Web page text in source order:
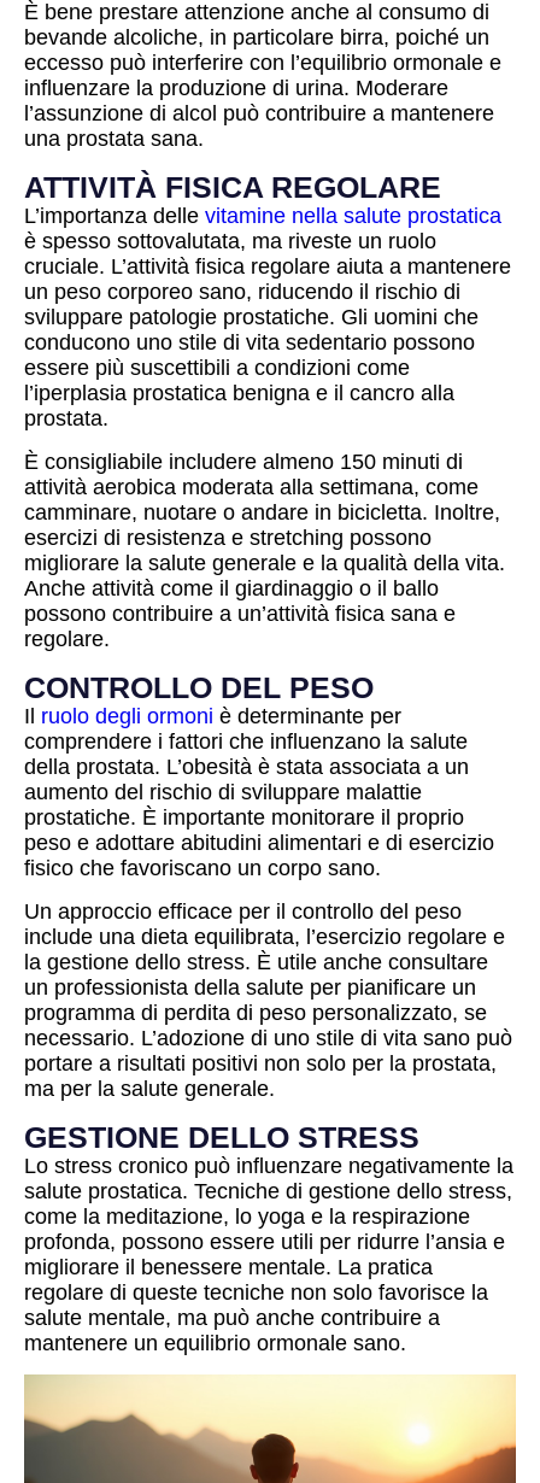
È bene prestare attenzione anche al consumo di
bevande alcoliche, in particolare birra, poiché un
eccesso può interferire con l’equilibrio ormonale e
influenzare la produzione di urina. Moderare
l’assunzione di alcol può contribuire a mantenere
una prostata sana.
ATTIVITÀ FISICA REGOLARE
L’importanza delle vitamine nella salute prostatica
è spesso sottovalutata, ma riveste un ruolo
cruciale. L’attività fisica regolare aiuta a mantenere
un peso corporeo sano, riducendo il rischio di
sviluppare patologie prostatiche. Gli uomini che
conducono uno stile di vita sedentario possono
essere più suscettibili a condizioni come
l’iperplasia prostatica benigna e il cancro alla
prostata.
È consigliabile includere almeno 150 minuti di
attività aerobica moderata alla settimana, come
camminare, nuotare o andare in bicicletta. Inoltre,
esercizi di resistenza e stretching possono
migliorare la salute generale e la qualità della vita.
Anche attività come il giardinaggio o il ballo
possono contribuire a un’attività fisica sana e
regolare.
CONTROLLO DEL PESO
Il ruolo degli ormoni è determinante per
comprendere i fattori che influenzano la salute
della prostata. L’obesità è stata associata a un
aumento del rischio di sviluppare malattie
prostatiche. È importante monitorare il proprio
peso e adottare abitudini alimentari e di esercizio
fisico che favoriscano un corpo sano.
Un approccio efficace per il controllo del peso
include una dieta equilibrata, l’esercizio regolare e
la gestione dello stress. È utile anche consultare
un professionista della salute per pianificare un
programma di perdita di peso personalizzato, se
necessario. L’adozione di uno stile di vita sano può
portare a risultati positivi non solo per la prostata,
ma per la salute generale.
GESTIONE DELLO STRESS
Lo stress cronico può influenzare negativamente la
salute prostatica. Tecniche di gestione dello stress,
come la meditazione, lo yoga e la respirazione
profonda, possono essere utili per ridurre l’ansia e
migliorare il benessere mentale. La pratica
regolare di queste tecniche non solo favorisce la
salute mentale, ma può anche contribuire a
mantenere un equilibrio ormonale sano.